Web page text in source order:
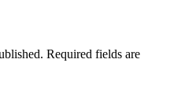
Required fields are